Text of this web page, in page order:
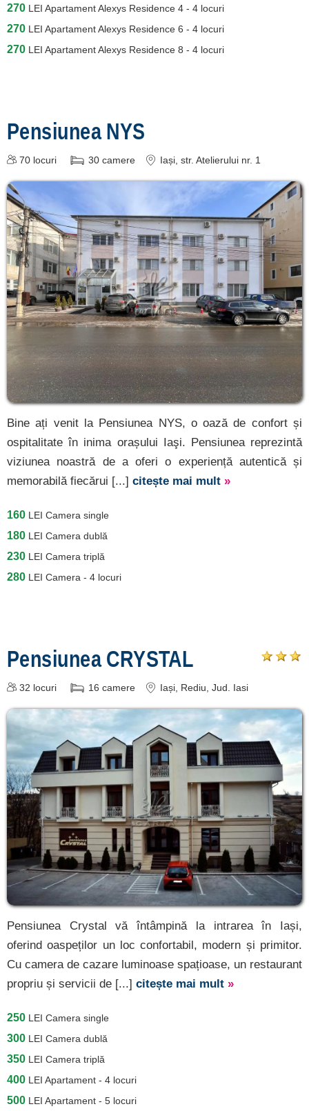
270 LEI Apartament Alexys Residence 4 - 4 locuri
270 LEI Apartament Alexys Residence 6 - 4 locuri
270 LEI Apartament Alexys Residence 8 - 4 locuri
Pensiunea NYS
70 locuri 30 camere Iași , str. Atelierului nr. 1
Bine ați venit la Pensiunea NYS, o oază de confort și
ospitalitate în inima orașului Iaşi. Pensiunea reprezintă
viziunea noastră de a oferi o experiență autentică și
memorabilă fiecărui [...] citește mai mult »
160 LEI Camera single
180 LEI Camera dublă
230 LEI Camera triplă
280 LEI Camera - 4 locuri
Pensiunea CRYSTAL
32 locuri 16 camere Iași , Rediu , Jud. Iasi
Pensiunea Crystal vă întâmpină la intrarea în Iași,
oferind oaspeților un loc confortabil, modern și primitor.
Cu camera de cazare luminoase spațioase, un restaurant
propriu și servicii de [...] citește mai mult »
250 LEI Camera single
300 LEI Camera dublă
350 LEI Camera triplă
400 LEI Apartament - 4 locuri
500 LEI Apartament - 5 locuri